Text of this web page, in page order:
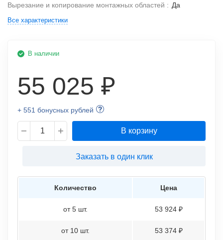
Вырезание и копирование монтажных областей : Да
Все характеристики
В наличии
55 025 ₽
+ 551 бонусных рублей
В корзину
Заказать в один клик
Количество Цена
от 5 шт. 53 924 ₽
от 10 шт. 53 374 ₽